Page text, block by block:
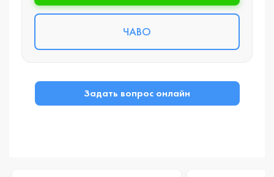
ЧАВО
Задать вопрос онлайн